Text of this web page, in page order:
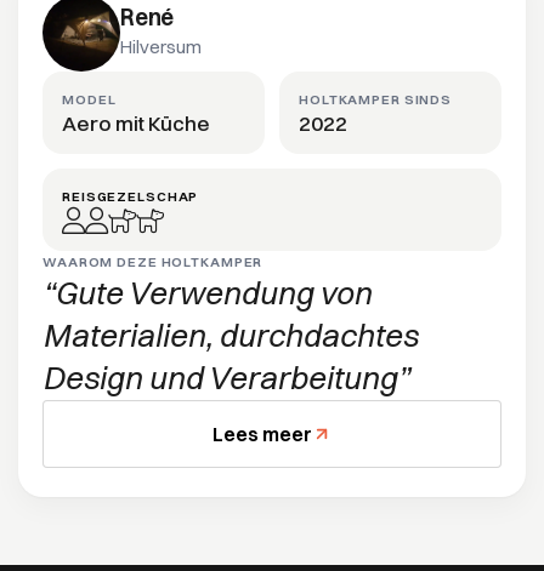
René
Hilversum
MODEL
Aero mit Küche
REISGEZELSCHAP
HOLTKAMPER SINDS
2022
WAAROM DEZE HOLTKAMPER
Gute Verwendung von
Materialien, durchdachtes
Design und Verarbeitung
Lees meer